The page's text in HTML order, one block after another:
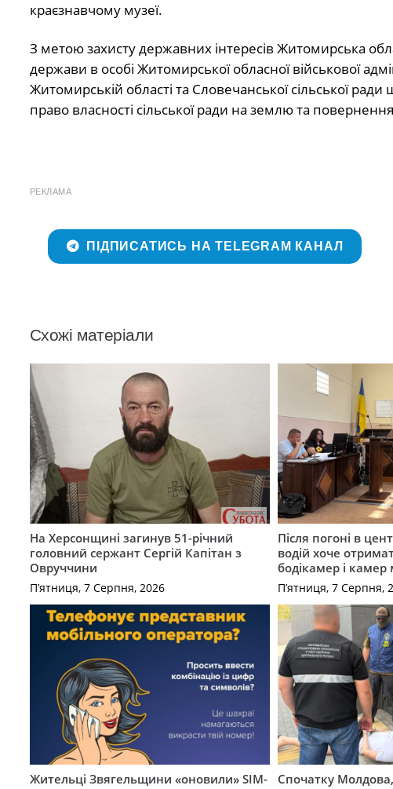
краєзнавчому музеї.
З метою захисту державних інтересів Житомирська
держави в особі Житомирської обласної військової
Житомирській області та Словечанської сільської
право власності сільської ради на землю та
РЕКЛАМА
ПІДПИСАТИСЬ НА TELEGRAM КАНАЛ
Схожі матеріали
На Херсонщині загинув 51-річний
головний сержант Сергій Капітан з
Овруччини
П’ятниця, 7 Серпня, 2026
Після погоні в
водій хоче
бодікамер і камер
П’ятниця, 7 Серпня,
Жительці Звягельщини «оновили» SIM-
Спочатку